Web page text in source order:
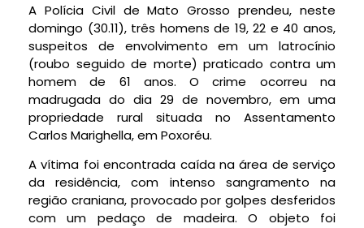
A Polícia Civil de Mato Grosso prendeu, neste
domingo (30.11), três homens de 19, 22 e 40 anos,
suspeitos de envolvimento em um latrocínio
(roubo seguido de morte) praticado contra um
homem de 61 anos. O crime ocorreu na
madrugada do dia 29 de novembro, em uma
propriedade rural situada no Assentamento
Carlos Marighella, em Poxoréu.
A vítima foi encontrada caída na área de serviço
da residência, com intenso sangramento na
região craniana, provocado por golpes desferidos
com um pedaço de madeira. O objeto foi